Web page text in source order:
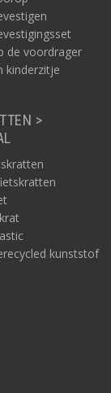
de voordrager
kinderzitje
>
kunststof